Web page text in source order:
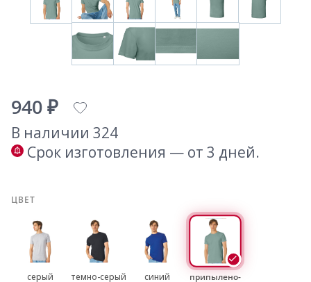
940 ₽
В наличии 324
Срок изготовления — от 3 дней.
ЦВЕТ
серый
темно-серый
синий
припылено-